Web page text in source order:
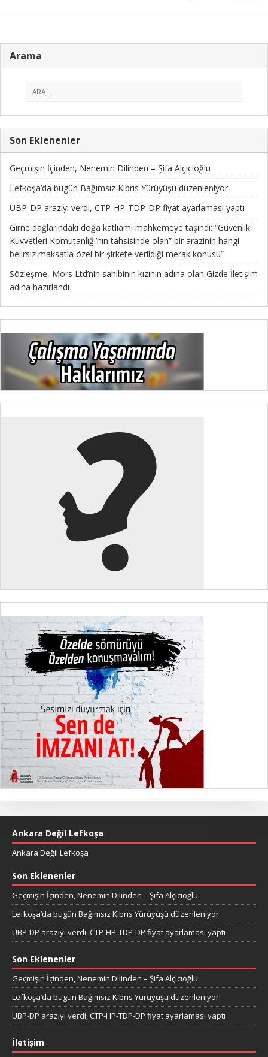
Arama
Son Eklenenler
Geçmişin İçinden, Nenemin Dilinden – Şifa Alçıcıoğlu
Lefkoşa’da bugün Bağımsız Kıbrıs Yürüyüşü düzenleniyor
UBP-DP araziyi verdi, CTP-HP-TDP-DP fiyat ayarlaması yaptı
Girne dağlarındaki doğa katliamı mahkemeye taşındı: “Güvenlik
Kuvvetleri Komutanlığı’nın tahsisinde olan” bir arazinin hangi
belirsiz maksatla özel bir şirkete verildiği merak konusu”
Sözleşme, Mors Ltd’nin sahibinin kızının adına olan Gizde İletişim
adına hazırlandı
Ankara Değil Lefkoşa
Ankara Değil Lefkoşa
Son Eklenenler
Geçmişin İçinden, Nenemin Dilinden – Şifa Alçıcıoğlu
Lefkoşa’da bugün Bağımsız Kıbrıs Yürüyüşü düzenleniyor
UBP-DP araziyi verdi, CTP-HP-TDP-DP fiyat ayarlaması yaptı
Son Eklenenler
Geçmişin İçinden, Nenemin Dilinden – Şifa Alçıcıoğlu
Lefkoşa’da bugün Bağımsız Kıbrıs Yürüyüşü düzenleniyor
UBP-DP araziyi verdi, CTP-HP-TDP-DP fiyat ayarlaması yaptı
İletişim